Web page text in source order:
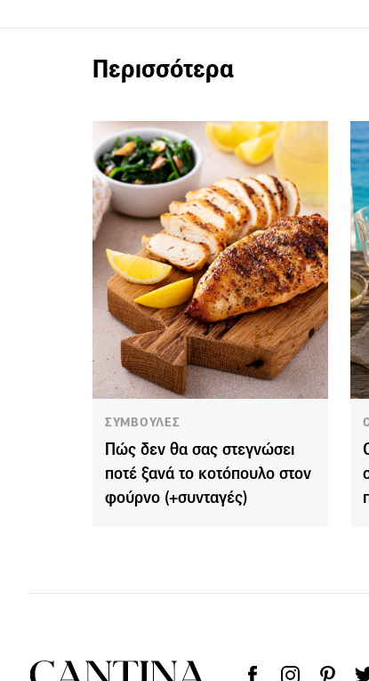
Περισσότερα
ΣΥΜΒΟΥΛΕΣ
Πώς δεν θα σας στεγνώσει
ποτέ ξανά το κοτόπουλο στον
φούρνο (+συνταγές)